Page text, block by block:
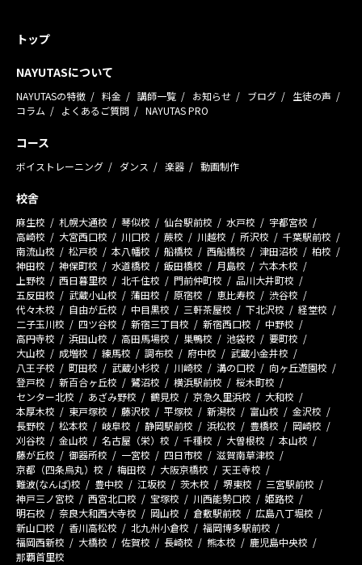
トップ
NAYUTASについて
NAYUTASの特徴 料金 講師一覧 お知らせ ブログ
生徒の声
コラム
よくあるご質問 NAYUTAS PRO
コース
ボイストレーニング ダンス 楽器 動画制作
校舎
麻生校 札幌大通校 琴似校 仙台駅前校 水戸校
宇都宮校
高崎校
大宮西口校 川口校 蕨校 川越校 所沢校
千葉駅前校
南流山校
松戸校 本八幡校 船橋校 西船橋校 津田沼校
柏校
神田校
神保町校 水道橋校 飯田橋校 月島校
六本木校
上野校
西日暮里校 北千住校 門前仲町校
品川大井町校
五反田校
武蔵小山校 蒲田校 原宿校 恵比寿校
渋谷校
代々木校
自由が丘校 中目黒校 三軒茶屋校 下北沢校
経堂校
二子玉川校
四ツ谷校 新宿三丁目校 新宿西口校
中野校
高円寺校
浜田山校 高田馬場校 巣鴨校 池袋校
要町校
大山校
成増校 練馬校 調布校 府中校
武蔵小金井校
八王子校
町田校 武蔵小杉校 川崎校 溝の口校
向ヶ丘遊園校
登戸校
新百合ヶ丘校 鷺沼校 横浜駅前校
桜木町校
センター北校
あざみ野校 鶴見校 京急久里浜校
大和校
本厚木校
東戸塚校 藤沢校 平塚校 新潟校 富山校
金沢校
長野校
松本校 岐阜校 静岡駅前校 浜松校 豊橋校
岡崎校
刈谷校
金山校 名古屋（栄）校 千種校 大曽根校
本山校
藤が丘校
御器所校 一宮校 四日市校
滋賀南草津校
京都（四条烏丸）校
梅田校 大阪京橋校
天王寺校
難波(なんば)校
豊中校 江坂校 茨木校 堺東校
三宮駅前校
神戸三ノ宮校
西宮北口校 宝塚校 川西能勢口校
姫路校
明石校
奈良大和西大寺校 岡山校 倉敷駅前校
広島八丁堀校
新山口校
香川高松校 北九州小倉校
福岡博多駅前校
福岡西新校
大橋校 佐賀校 長崎校 熊本校
鹿児島中央校
那覇首里校